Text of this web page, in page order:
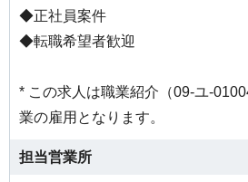
◆正社員案件
◆転職希望者歓迎
* この求人は職業紹介（09-ユ-
業の雇用となります。
担当営業所